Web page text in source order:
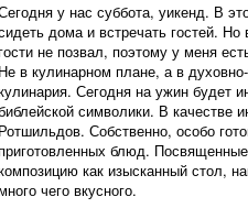
у нас суббота, уикенд. В
дома и встречать гостей.
не позвал, поэтому у меня
Не в кулинарном плане, а в
Сегодня на ужин будет
символики. В качестве
Ротшильдов. Собственно, особо
блюд.
как изысканный стол,
чего вкусного.